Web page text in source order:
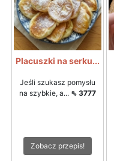
Placuszki na serku...
Jeśli szukasz pomysłu
na szybkie, a... ⇖ 3777
Zobacz przepis!